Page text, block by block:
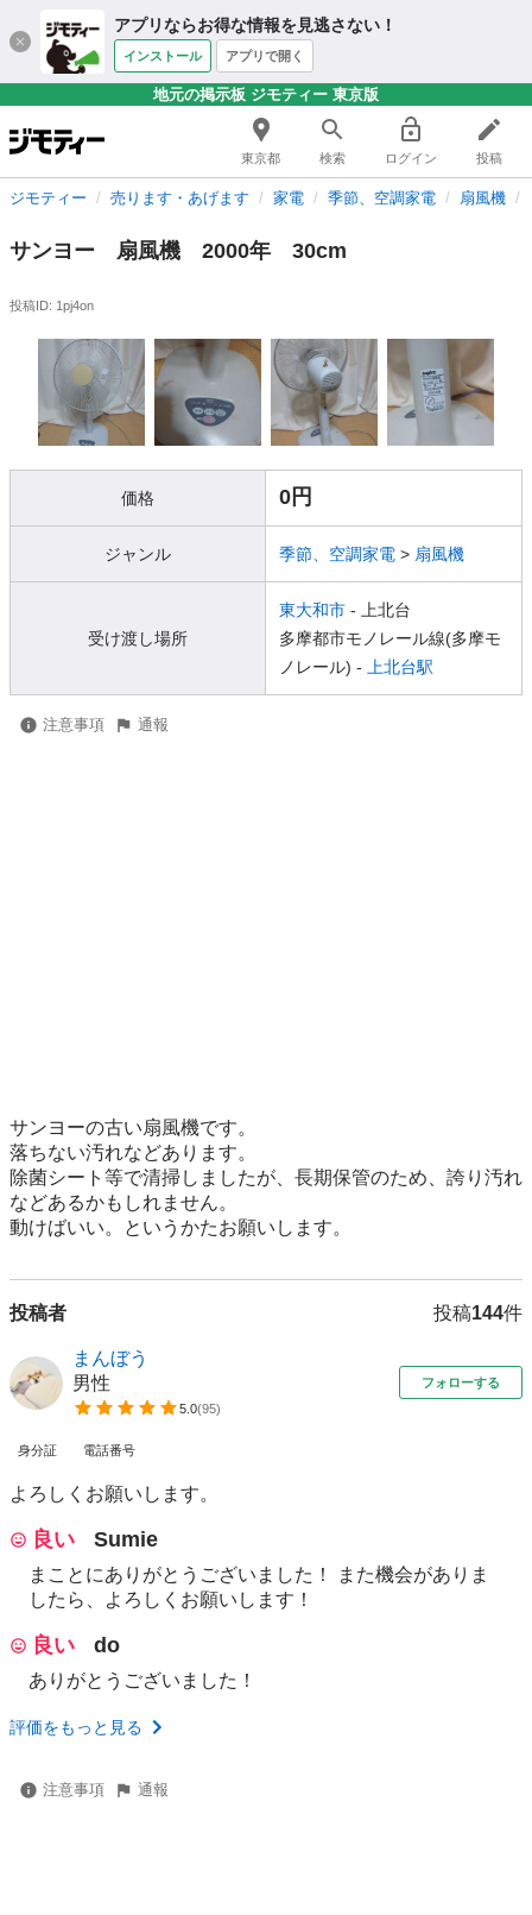
アプリならお得な情報を見逃さない！
インストール アプリで開く
地元の掲示板 ジモティー 東京版
東京都 検索 ログイン 投稿
ジモティー 売ります・あげます 家電 季節、空調家電 扇風機
サンヨー 扇風機 2000年 30cm
投稿ID: 1pj4on
価格 0円
ジャンル 季節、空調家電 > 扇風機
受け渡し場所
東大和市 - 上北台
多摩都市モノレール線(多摩モ
ノレール) -
上北台駅
注意事項 通報
サンヨーの古い扇風機です。
落ちない汚れなどあります。
除菌シート等で清掃しましたが、長期保管のため、誇り汚れ
などあるかもしれません。
動けばいい。というかたお願いします。
投稿者 投稿144件
まんぼう
男性
5.0(95)
フォローする
身分証 電話番号
よろしくお願いします。
良い Sumie
まことにありがとうございました！ また機会がありま
したら、よろしくお願いします！
良い do
ありがとうございました！
評価をもっと見る
注意事項 通報